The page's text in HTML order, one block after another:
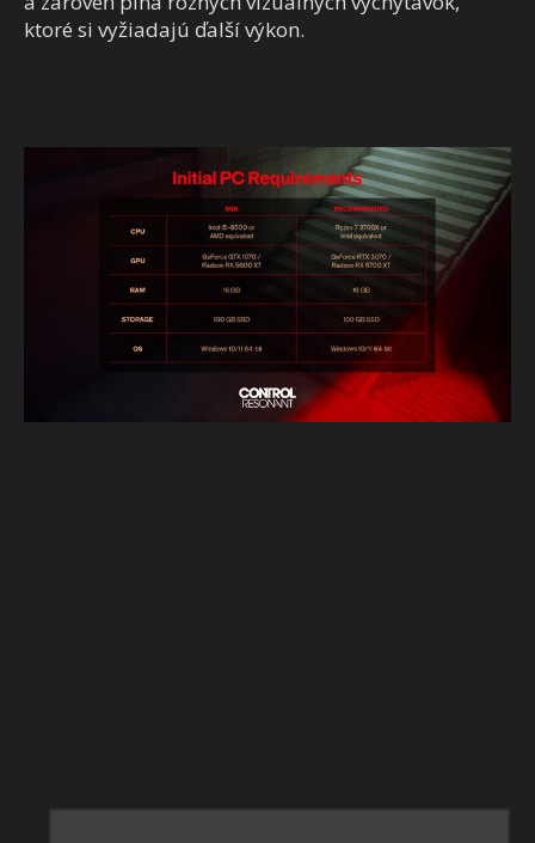
ktoré si vyžiadajú ďalší výkon.